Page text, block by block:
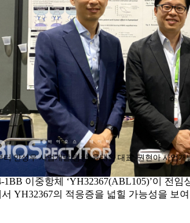
안성우 사업개발 팀장, 윤태원 대표, 권현아 사업개
이중항체 ‘YH32367(ABL105)’이 전
YH32367의 적응증을 넓힐 가능성을